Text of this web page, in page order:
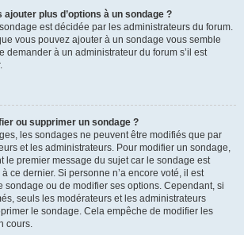
ajouter plus d’options à un sondage ?
sondage est décidée par les administrateurs du forum.
vous pouvez ajouter à un sondage vous semble
demander à un administrateur du forum s’il est
ou supprimer un sondage ?
les sondages ne peuvent être modifiés que par
et les administrateurs. Pour modifier un sondage,
le premier message du sujet car le sondage est
ce dernier. Si personne n’a encore voté, il est
sondage ou de modifier ses options. Cependant, si
seuls les modérateurs et les administrateurs
le sondage. Cela empêche de modifier les
cours.